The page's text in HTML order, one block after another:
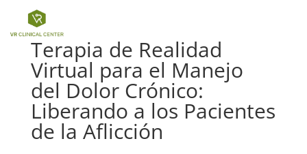
Terapia de Realidad
Virtual para el Manejo
del Dolor Crónico:
Liberando a los Pacientes
de la Aflicción